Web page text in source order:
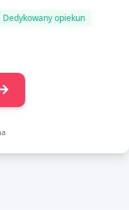
Dedykowany opiekun